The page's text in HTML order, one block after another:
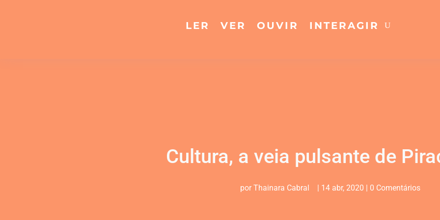
LER VER OUVIR INTERAGIR
Cultura, a veia pulsante de
porThainara Cabral | 14 abr, 2020 | 0 Comentários